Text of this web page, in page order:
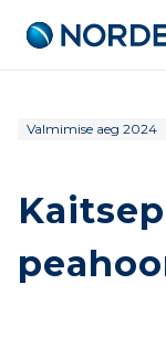
LiiguValmimise aeg 2024